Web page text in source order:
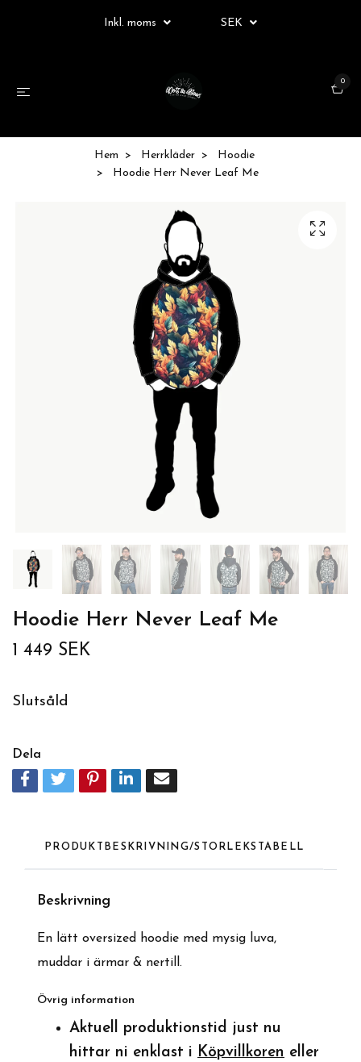
Inkl. moms SEK
0
Hem Herrkläder
Hoodie
Hoodie Herr Never Leaf Me
Hoodie Herr Never Leaf Me
1 449 SEK
Slutsåld
Dela
PRODUKTBESKRIVNING/STORLEKSTABELL
Beskrivning
En lätt oversized hoodie med mysig luva,
muddar i ärmar & nertill.
Övrig information
Aktuell produktionstid just nu
hittar ni enklast i Köpvillkoren eller